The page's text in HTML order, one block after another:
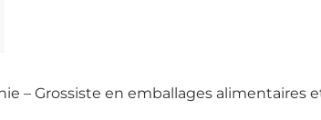
– Grossiste en emballages alimentaires